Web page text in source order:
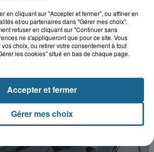
PODCASTS
en cliquant sur "Accepter et fermer", ou affiner en
et/ou partenaires dans "Gérer mes choix".
refuser en cliquant sur "Continuer sans
ne s'appliqueront que pour ce site. Vous
choix, ou retirer votre consentement à tout
les cookies" situé en bas de chaque page.
Gérer mes choix
Accepter et fermer